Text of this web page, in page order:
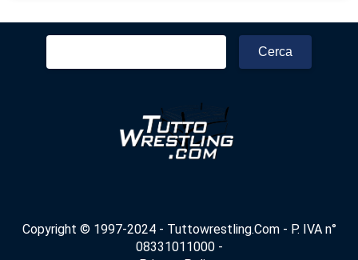
Ricerca
Copyright © 1997-2024 - Tuttowrestling.Com - P. IVA n°
08331011000 -